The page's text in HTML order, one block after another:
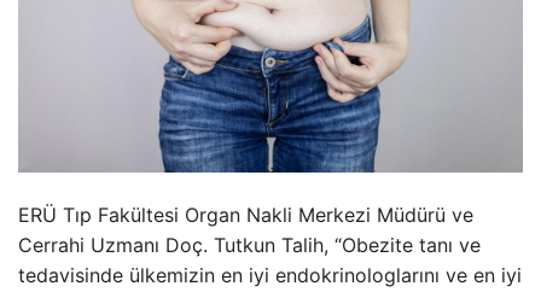
ERÜ Tıp Fakültesi Organ Nakli Merkezi Müdürü ve
Cerrahi Uzmanı Doç. Tutkun Talih, “Obezite tanı ve
tedavisinde ülkemizin en iyi endokrinologlarını ve en iyi